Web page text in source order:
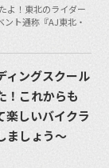
よ！東北のライダー
ト通称『AJ東北・
ィングスクール
！これからも
楽しいバイクラ
ましょう〜